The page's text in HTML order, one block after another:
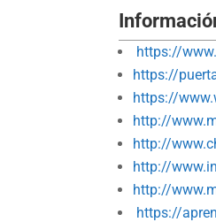
https://
https://
https://
http://
http://
http://
http://
https://